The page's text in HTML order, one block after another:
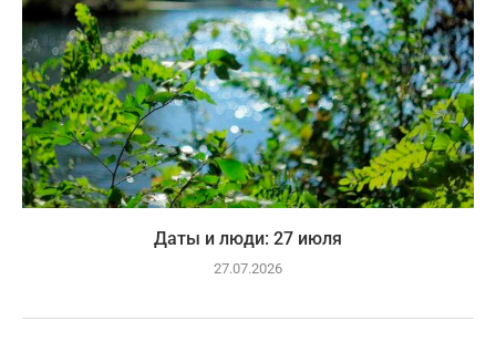
Даты и люди: 27 июля
27.07.2026